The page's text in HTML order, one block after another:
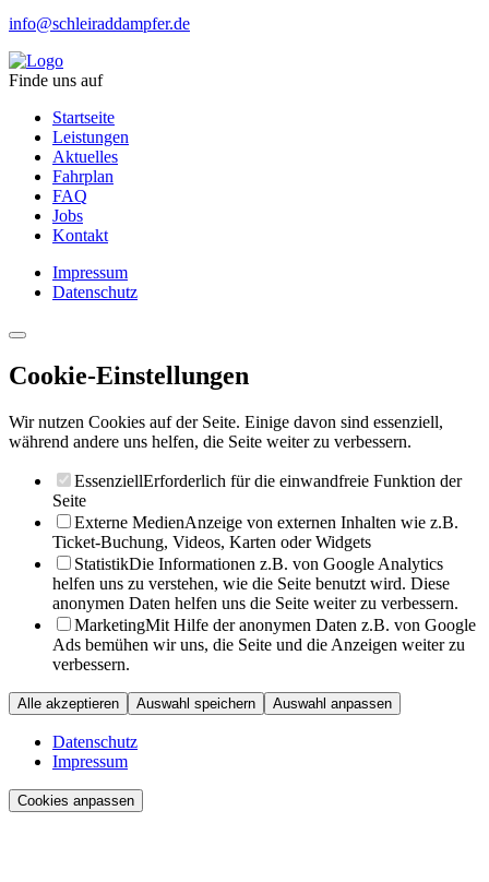
info@schleiraddampfer.de
Finde uns auf
Startseite
Leistungen
Aktuelles
Fahrplan
FAQ
Jobs
Kontakt
Impressum
Datenschutz
Cookie-Einstellungen
Wir nutzen Cookies auf der Seite. Einige davon sind essenziell,
während andere uns helfen, die Seite weiter zu verbessern.
EssenziellErforderlich für die einwandfreie Funktion der
Seite
Externe MedienAnzeige von externen Inhalten wie z.B.
Ticket-Buchung, Videos, Karten oder Widgets
StatistikDie Informationen z.B. von Google Analytics
helfen uns zu verstehen, wie die Seite benutzt wird. Diese
anonymen Daten helfen uns die Seite weiter zu verbessern.
MarketingMit Hilfe der anonymen Daten z.B. von Google
Ads bemühen wir uns, die Seite und die Anzeigen weiter zu
verbessern.
Alle akzeptieren Auswahl speichern Auswahl anpassen
Datenschutz
Impressum
Cookies anpassen